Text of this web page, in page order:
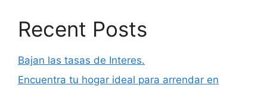
Recent Posts
Bajan las tasas de Interes.
Encuentra tu hogar ideal para arrendar en